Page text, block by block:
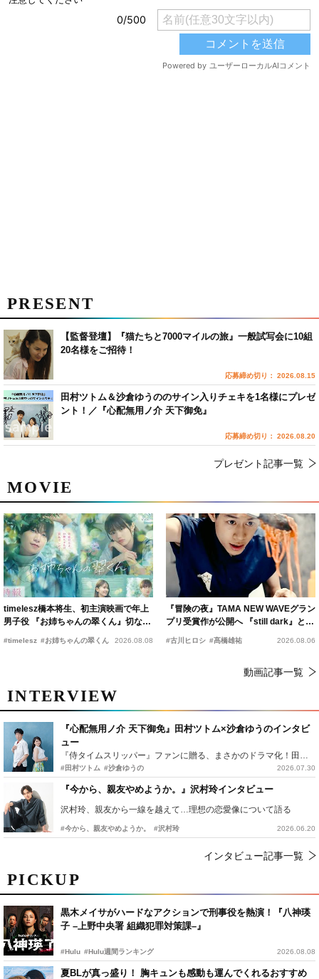
PICKUP
黒木メイサがハードなアクションで刑事役を熱演！『八神瑛
子 –上野中央署 組織犯罪対策課–』
#Hulu #Hulu週間ランキング 2026.08.08
夏BLが真っ盛り！ 胸キュンも感動も運んでくれるおすすめ
MOVIE
timelesz橋本将生、初主演映画で年上
男子役 『お姉ちゃんの翠くん』切ない
#timelesz #お姉ちゃんの翠くん 2026.08.08
『冒険の夜』TAMA NEW WAVEグラン
プリ受賞作が公開へ 『still dark』と同
#古川ヒロシ #髙橋雄祐 2026.08.06
動画記事一覧
INTERVIEW
『心配無用ノ介 天下御免』田村ツトム×沙倉ゆうのインタビ
ュー
『侍タイムスリッパー』ファンに贈る、まさかのドラマ化！田村ツトム×沙倉ゆうのが語る『心配無用ノ介』撮影秘話
#田村ツトム #沙倉ゆうの 2026.07.30
『今から、親友やめようか。』沢村玲インタビュー
沢村玲、親友から一線を越えて…理想の恋愛像について語る
#今から、親友やめようか。 #沢村玲 2026.06.20
インタビュー記事一覧
PRESENT
【監督登壇】『猫たちと7000マイルの旅』一般試写会に10組
20名様をご招待！
応募締め切り： 2026.08.15
田村ツトム＆沙倉ゆうののサイン入りチェキを1名様にプレゼ
ント！／『心配無用ノ介 天下御免』
応募締め切り： 2026.08.20
プレゼント記事一覧